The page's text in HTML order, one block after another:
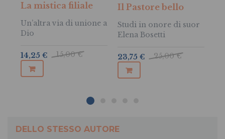
La mistica filiale
Un’altra via di unione a
Dio
15,00 €
14,25 €
Il Pastore bello
Studi in onore di suor
Elena Bosetti
25,00 €
23,75 €
DELLO STESSO AUTORE